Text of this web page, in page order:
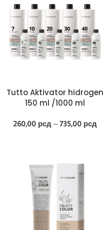
Tutto Aktivator hidrogen
150 ml /1000 ml
260,00 рсд – 735,00 рсд